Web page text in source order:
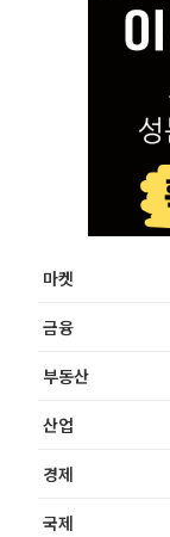
마켓
금융
부동산
산업
경제
국제